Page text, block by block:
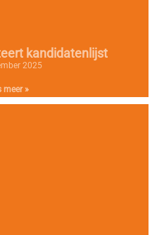
kandidatenlijst
2025
meer »